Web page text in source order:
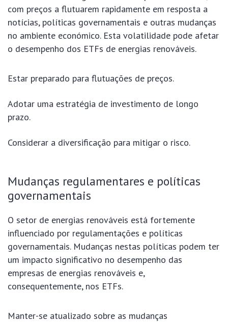
com preços a flutuarem rapidamente em resposta a
notícias, políticas governamentais e outras mudanças
no ambiente económico. Esta volatilidade pode afetar
o desempenho dos ETFs de energias renováveis.
Estar preparado para flutuações de preços.
Adotar uma estratégia de investimento de longo
prazo.
Considerar a diversificação para mitigar o risco.
Mudanças regulamentares e políticas
governamentais
O setor de energias renováveis está fortemente
influenciado por regulamentações e políticas
governamentais. Mudanças nestas políticas podem ter
um impacto significativo no desempenho das
empresas de energias renováveis e,
consequentemente, nos ETFs.
Manter-se atualizado sobre as mudanças